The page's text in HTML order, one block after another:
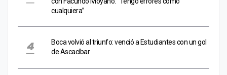
cualquiera”
Boca volvió al triunfo: venció a Estudiantes con un gol
de Ascacíbar